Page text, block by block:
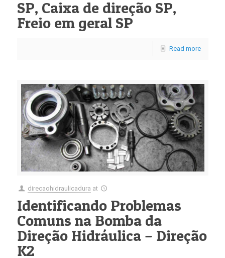
SP, Caixa de direção SP,
Freio em geral SP
Read more
direcaohidraulicadura at
Identificando Problemas
Comuns na Bomba da
Direção Hidráulica – Direção
K2